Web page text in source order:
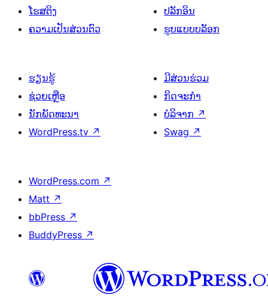
ໂຮສຕິງ
ຄວາມເປັນສ່ວນຕົວ
ປລັກອິນ
ຮູບແບບບລັອກ
ຮຽນຮູ້
ຊ່ວຍເຫຼືອ
ນັກພັດທະນາ
WordPress.tv ↗
ມີສ່ວນຮ່ວມ
ກິດຈະກຳ
ບໍລິຈາກ ↗
Swag ↗
WordPress.com ↗
Matt ↗
bbPress ↗
BuddyPress ↗